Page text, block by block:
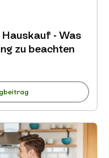
- Was
zu beachten